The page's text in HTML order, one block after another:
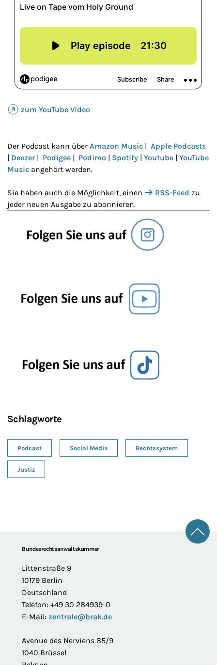
zum YouTube Video
Der Podcast kann über Amazon Music
Apple Podcasts
Deezer Podigee Podimo Spotify Youtube
YouTube
Music angehört werden.
Sie haben auch die Möglichkeit, einen RSS-Feed zu
jeder neuen Ausgabe zu abonnieren.
Schlagworte
Podcast Social Media Rechtssystem
Justiz
FooterBundesrechtsanwaltskammer
Littenstraße 9
10179 Berlin
Deutschland
Telefon: +49 30 284939-0
E-Mail: zentrale@brak.de
Avenue des Nerviens 85/9
1040 Brüssel